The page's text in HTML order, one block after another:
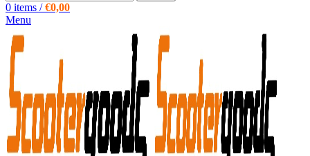
0 items / €0,00
Menu